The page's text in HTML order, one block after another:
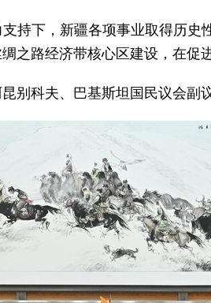
持下，新疆各项事业取得历
之路经济带核心区建设，在促
别科夫、巴基斯坦国民议会副